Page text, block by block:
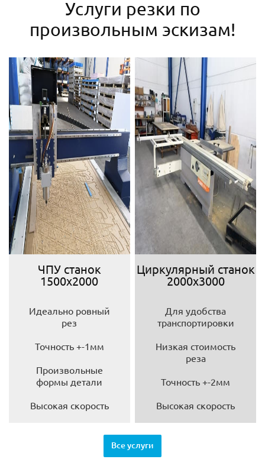
Услуги резки по
произвольным эскизам!
ЧПУ станок
1500х2000
Идеально ровный
рез
Точность +-1мм
Произвольные
формы детали
Высокая скорость
Циркулярный станок
2000х3000
Для удобства
транспортировки
Низкая стоимость
реза
Точность +-2мм
Высокая скорость
Все услуги